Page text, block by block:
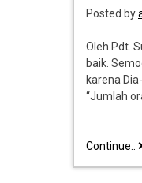
Posted by
Oleh Pdt.
baik.
karena
“Jumlah
Continue..